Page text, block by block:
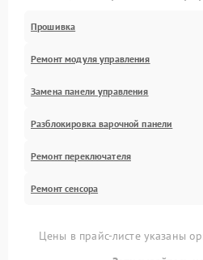
Прошивка
Ремонт модуля управления
Замена панели управления
Разблокировка варочной панели
Ремонт переключателя
Ремонт сенсора
Цены в прайс-листе указаны